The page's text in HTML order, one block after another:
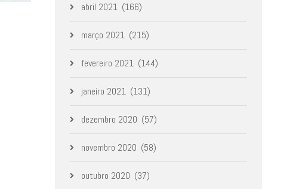
abril 2021 (166)
março 2021 (215)
fevereiro 2021 (144)
janeiro 2021 (131)
dezembro 2020 (57)
novembro 2020 (58)
outubro 2020 (37)